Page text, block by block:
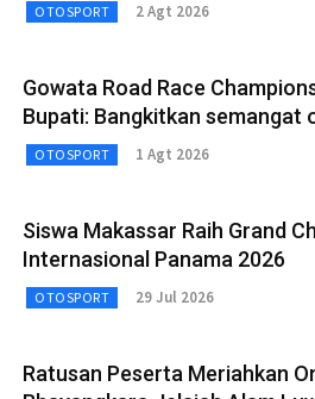
OTOSPORT 2 Agt 2026
Gowata Road Race
Bupati: Bangkitkan
OTOSPORT 1 Agt 2026
Siswa Makassar Raih Grand
Internasional Panama 2026
OTOSPORT 29 Jul 2026
Ratusan Peserta Meriahkan